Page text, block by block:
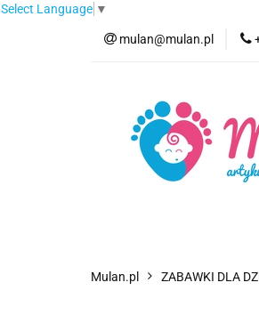
Select Language ▼
mulan@mulan.pl
Mulan.pl ZABAWKI DLA